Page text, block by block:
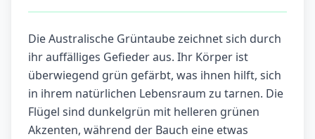
Die Australische Grüntaube zeichnet sich durch
ihr auffälliges Gefieder aus. Ihr Körper ist
überwiegend grün gefärbt, was ihnen hilft, sich
in ihrem natürlichen Lebensraum zu tarnen. Die
Flügel sind dunkelgrün mit helleren grünen
Akzenten, während der Bauch eine etwas